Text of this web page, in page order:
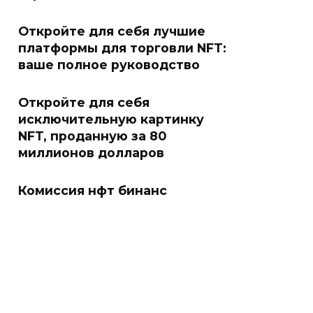
Откройте для себя лучшие
платформы для торговли NFT:
ваше полное руководство
Откройте для себя
исключительную картинку
NFT, проданную за 80
миллионов долларов
Комиссия нфт бинанс